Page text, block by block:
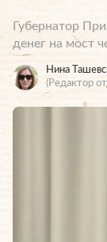
Губернатор
денег на мост
Нина
(Редактор